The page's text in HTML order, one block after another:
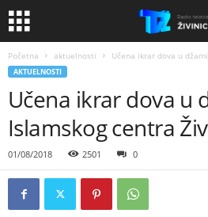
Početna aktuelnosti Učena ikrar dova u
AKTUELNOSTI
Učena ikrar dova u
Islamskog centra
01/08/2018 2501 0